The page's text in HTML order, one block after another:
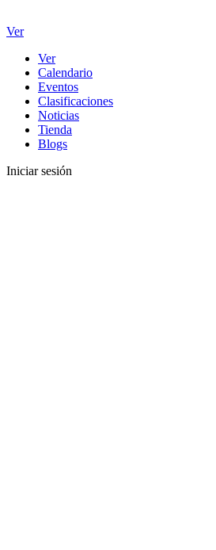
Ver
Ver
Calendario
Eventos
Clasificaciones
Noticias
Tienda
Blogs
Iniciar sesión